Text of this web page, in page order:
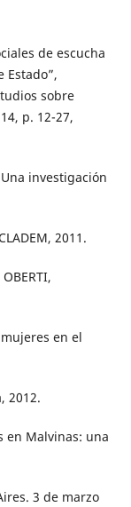
de escucha
Estado”,
sobre
p. 12-27,
investigación
2011.
en el
2012.
en Malvinas: una
3 de marzo